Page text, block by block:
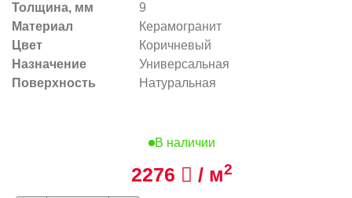
Толщина, мм
9
Материал
Керамогранит
Цвет
Коричневый
Назначение
Универсальная
Поверхность
Натуральная
В наличии
2276 / м2